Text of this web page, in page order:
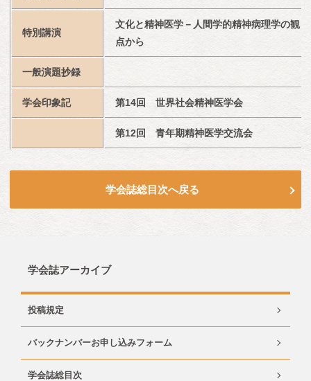
特別講演
文化と精神医学－人間学的精神病理学の観
点から
一般演題抄録
学会印象記 第14回　世界社会精神医学会
第12回　青年期精神医学交流会
学会誌総目次へ戻る
学会誌アーカイブ
投稿規定
バックナンバーお申し込みフォーム
学会誌総目次